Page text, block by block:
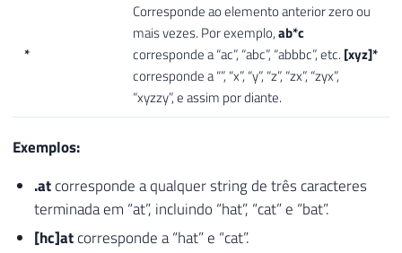
*
Corresponde ao elemento anterior zero ou
mais vezes. Por exemplo,ab*c
corresponde a “ac”, “abc”, “abbbc”, etc. [xyz]*
corresponde a “”, “x”, “y”, “z”, “zx”, “zyx”,
“xyzzy”, e assim por diante.
Exemplos:
.atcorresponde a qualquer string de três caracteres
terminada em “at”, incluindo “hat”, “cat” e “bat”.
[hc]atcorresponde a “hat” e “cat”.